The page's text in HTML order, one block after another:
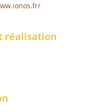
réalisation